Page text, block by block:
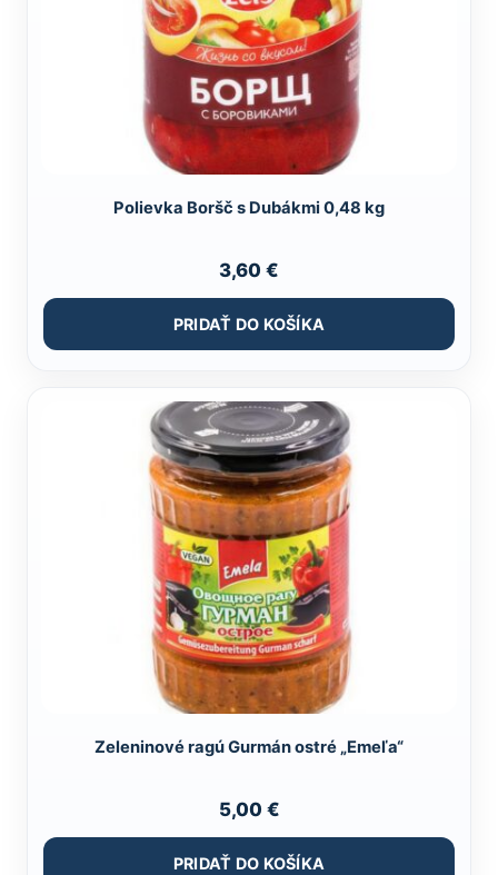
Polievka Boršč s Dubákmi 0,48 kg
3,60 €
PRIDAŤ DO KOŠÍKA
Zeleninové ragú Gurmán ostré „Emeľa“
5,00 €
PRIDAŤ DO KOŠÍKA